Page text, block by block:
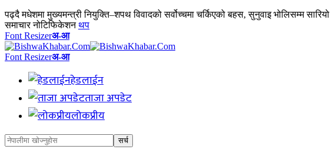
पढ्दै मधेशमा मुख्यमन्त्री नियुक्ति–शपथ विवादको सर्वोच्चमा चर्किएको बहस, सुनुवाइ भोलिसम्म सारियो
समाचार नोटिफिकेशन थप
Font Resizerअ-आ
Font Resizerअ-आ
हेडलाईन
ताजा अपडेट
लोकप्रीय